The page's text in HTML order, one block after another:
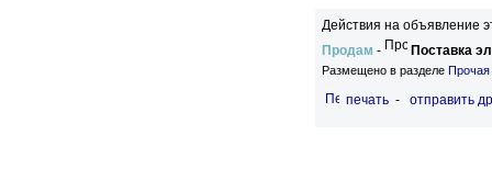
Действия на объявление
Продам - Поставка
Размещено в разделе Прочая
печать - отправить